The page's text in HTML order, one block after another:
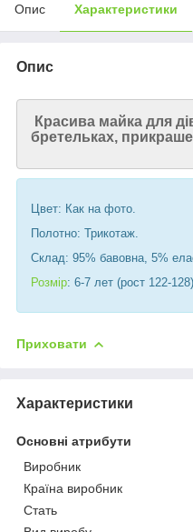
Опис Характеристики
Опис
Красива майка для
бретельках,
Цвет: Как на фото.
Полотно: Трикотаж.
Склад: 95% бавовна, 5%
Розмір: 6-7 лет (рост 122-128)
Приховати
Характеристики
Основні атрибути
Виробник
Країна виробник
Стать